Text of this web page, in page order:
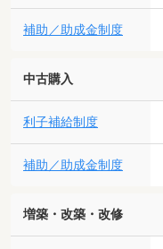
補助／助成金制度
中古購入
利子補給制度
補助／助成金制度
増築・改築・改修